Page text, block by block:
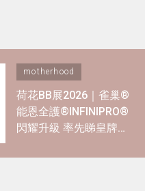
motherhood
荷花BB展2026｜雀巢®
能恩全護®INFINIPRO®
閃耀升級 率先睇皇牌產
禮遇